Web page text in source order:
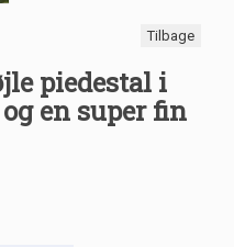
Tilbage
piedestal i
en super fin